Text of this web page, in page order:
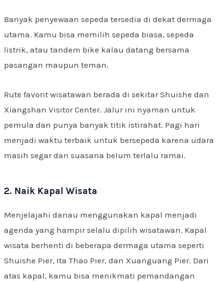
Banyak penyewaan sepeda tersedia di dekat dermaga
utama. Kamu bisa memilih sepeda biasa, sepeda
listrik, atau tandem bike kalau datang bersama
pasangan maupun teman.
Rute favorit wisatawan berada di sekitar Shuishe dan
Xiangshan Visitor Center. Jalur ini nyaman untuk
pemula dan punya banyak titik istirahat. Pagi hari
menjadi waktu terbaik untuk bersepeda karena udara
masih segar dan suasana belum terlalu ramai.
2. Naik Kapal Wisata
Menjelajahi danau menggunakan kapal menjadi
agenda yang hampir selalu dipilih wisatawan. Kapal
wisata berhenti di beberapa dermaga utama seperti
Shuishe Pier, Ita Thao Pier, dan Xuanguang Pier. Dari
atas kapal, kamu bisa menikmati pemandangan